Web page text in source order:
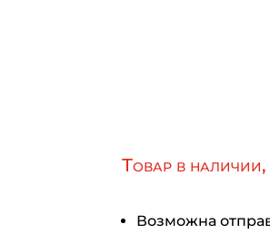
Товар в наличии,
Возможна